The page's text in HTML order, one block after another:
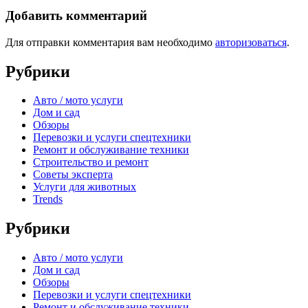
Добавить комментарий
Для отправки комментария вам необходимо авторизоваться.
Рубрики
Авто / мото услуги
Дом и сад
Обзоры
Перевозки и услуги спецтехники
Ремонт и обслуживание техники
Строительство и ремонт
Советы эксперта
Услуги для животных
Trends
Рубрики
Авто / мото услуги
Дом и сад
Обзоры
Перевозки и услуги спецтехники